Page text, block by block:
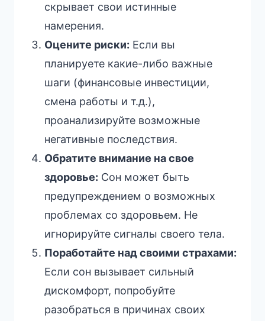
скрывает свои истинные
намерения.
Оцените риски: Если вы
планируете какие-либо важные
шаги (финансовые инвестиции,
смена работы и т.д.),
проанализируйте возможные
негативные последствия.
Обратите внимание на свое
здоровье: Сон может быть
предупреждением о возможных
проблемах со здоровьем. Не
игнорируйте сигналы своего тела.
Поработайте над своими страхами:
Если сон вызывает сильный
дискомфорт, попробуйте
разобраться в причинах своих